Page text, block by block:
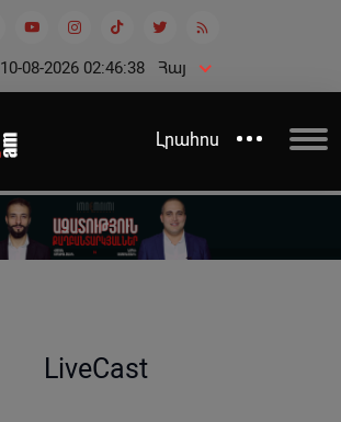
10-08-2026 02:46:39 Հայ
Լրահոս
LiveCast